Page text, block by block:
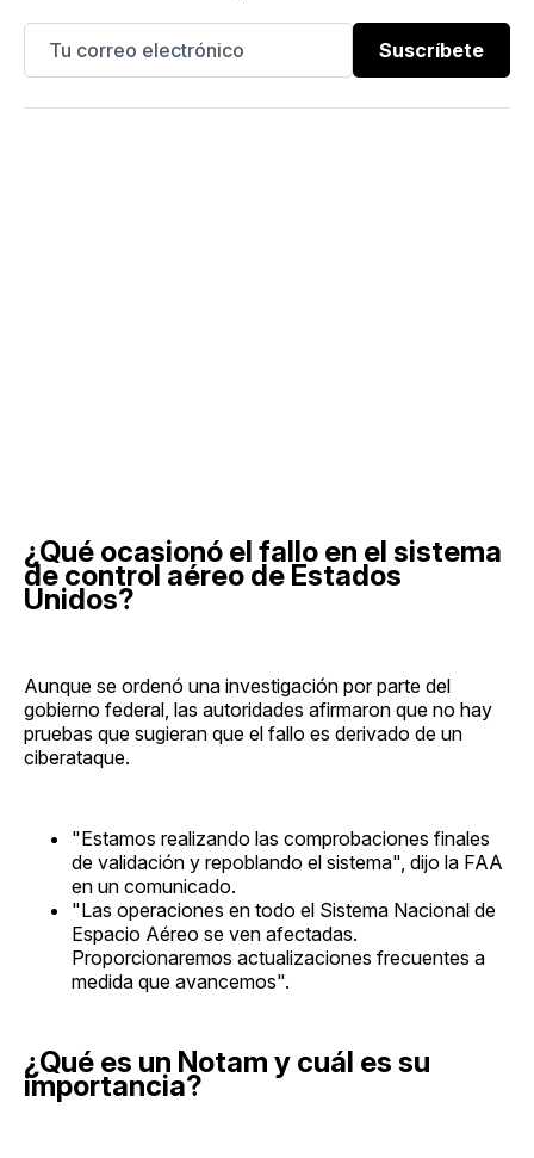
Suscríbete
¿Qué ocasionó el fallo en el sistema
de control aéreo de Estados
Unidos?
Aunque se ordenó una investigación por parte del
gobierno federal, las autoridades afirmaron que no hay
pruebas que sugieran que el fallo es derivado de un
ciberataque.
"Estamos realizando las comprobaciones finales
de validación y repoblando el sistema", dijo la FAA
en un comunicado.
"Las operaciones en todo el Sistema Nacional de
Espacio Aéreo se ven afectadas.
Proporcionaremos actualizaciones frecuentes a
medida que avancemos".
¿Qué es un Notam y cuál es su
importancia?